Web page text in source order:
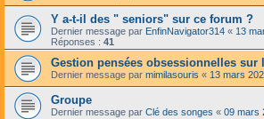
Y a-t-il des " seniors" sur ce forum ?
Dernier message par EnfinNavigator314 « 13
Réponses : 41
Gestion pensées obsessionnelles sur
Dernier message par mimilasouris « 13 mars
Groupe
Dernier message par Clé des songes « 09 mars